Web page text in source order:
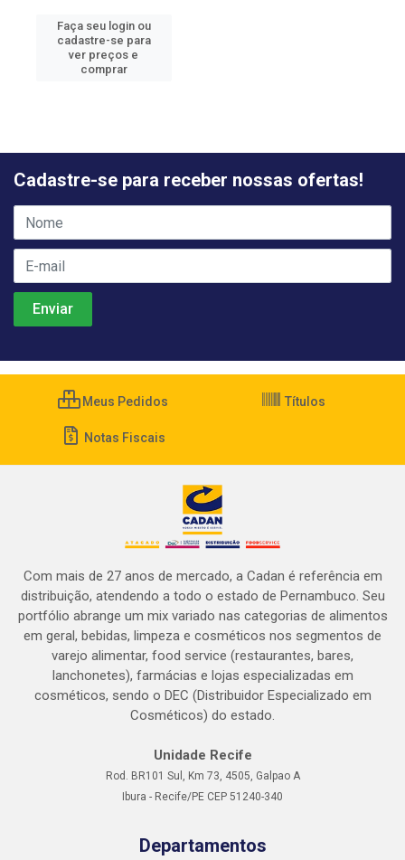
Faça seu login ou
cadastre-se para
ver preços e
comprar
Cadastre-se para receber nossas ofertas!
Meus Pedidos Títulos
Notas Fiscais
Com mais de 27 anos de mercado, a Cadan é referência em
distribuição, atendendo a todo o estado de Pernambuco. Seu
portfólio abrange um mix variado nas categorias de alimentos
em geral, bebidas, limpeza e cosméticos nos segmentos de
varejo alimentar, food service (restaurantes, bares,
lanchonetes), farmácias e lojas especializadas em
cosméticos, sendo o DEC (Distribuidor Especializado em
Cosméticos) do estado.
Unidade Recife
Rod. BR101 Sul, Km 73, 4505, Galpao A
Ibura - Recife/PE CEP 51240-340
Departamentos